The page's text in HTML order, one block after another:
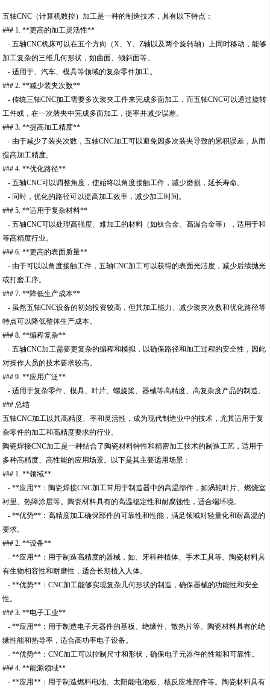
五轴CNC（计算机数控）加工是一种的制造技术，具有以下特点：
### 1. **更高的加工灵活性**
- 五轴CNC机床可以在五个方向（X、Y、Z轴以及两个旋转轴）上同时移动，能够
加工复杂的三维几何形状，如曲面、倾斜面等。
- 适用于、汽车、模具等领域的复杂零件加工。
### 2. **减少装夹次数**
- 传统三轴CNC加工需要多次装夹工件来完成多面加工，而五轴CNC可以通过旋转
工件或，在一次装夹中完成多面加工，提率并减少误差。
### 3. **提高加工精度**
- 由于减少了装夹次数，五轴CNC加工可以避免因多次装夹导致的累积误差，从而
提高加工精度。
### 4. **优化路径**
- 五轴CNC可以调整角度，使始终以角度接触工件，减少磨损，延长寿命。
- 同时，优化的路径可以提高加工效率，减少加工时间。
### 5. **适用于复杂材料**
- 五轴CNC可以处理高强度、难加工的材料（如钛合金、高温合金等），适用于和
等高精度行业。
### 6. **更高的表面质量**
- 由于可以以角度接触工件，五轴CNC加工可以获得的表面光洁度，减少后续抛光
或打磨工序。
### 7. **降低生产成本**
- 虽然五轴CNC设备的初始投资较高，但其加工能力、减少装夹次数和优化路径等
特点可以降低整体生产成本。
### 8. **编程复杂**
- 五轴CNC加工需要更复杂的编程和模拟，以确保路径和加工过程的安全性，因此
对操作人员的技术要求较高。
### 9. **应用广泛**
- 适用于复杂零件、模具、叶片、螺旋桨、器械等高精度、高复杂度产品的制造。
### 总结
五轴CNC加工以其高精度、率和灵活性，成为现代制造业中的技术，尤其适用于复
杂零件的加工和高精度要求的行业。
陶瓷焊接CNC加工是一种结合了陶瓷材料特性和精密加工技术的制造工艺，适用于
多种高精度、高性能的应用场景。以下是其主要适用场景：
### 1. **领域**
- **应用**：陶瓷焊接CNC加工常用于制造器中的高温部件，如涡轮叶片、燃烧室
衬里、热障涂层等。陶瓷材料具有的高温稳定性和耐腐蚀性，适合端环境。
- **优势**：高精度加工确保部件的可靠性和性能，满足领域对轻量化和耐高温的
要求。
### 2. **设备**
- **应用**：用于制造高精度的器械，如、牙科种植体、手术工具等。陶瓷材料具
有生物相容性和耐磨性，适合长期植入人体。
- **优势**：CNC加工能够实现复杂几何形状的制造，确保器械的功能性和安全
性。
### 3. **电子工业**
- **应用**：用于制造电子元器件的基板、绝缘件、散热片等。陶瓷材料具有的绝
缘性能和热导率，适合高功率电子设备。
- **优势**：CNC加工可以控制尺寸和形状，确保电子元器件的性能和可靠性。
### 4. **能源领域**
- **应用**：用于制造燃料电池、太阳能电池板、核反应堆部件等。陶瓷材料具有